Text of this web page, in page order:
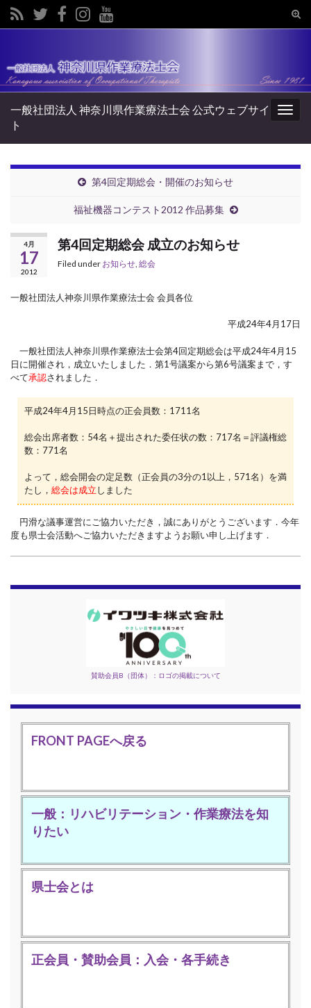
一般社団法人 神奈川県作業療法士会 公式ウェブサイ
ト
第4回定期総会・開催のお知らせ
福祉機器コンテスト2012 作品募集
4月
17
2012
第4回定期総会 成立のお知らせ
Filed under お知らせ, 総会
一般社団法人神奈川県作業療法士会 会員各位
平成24年4月17日
一般社団法人神奈川県作業療法士会第4回定期総会は平成24年4月15
日に開催され，成立いたしました．第1号議案から第6号議案まで，す
べて承認されました．
平成24年4月15日時点の正会員数：1711名
総会出席者数：54名＋提出された委任状の数：717名＝評議権総
数：771名
よって，総会開会の定足数（正会員の3分の1以上，571名）を満
たし， 総会は成立しました
円滑な議事運営にご協力いただき，誠にありがとうございます．今年
度も県士会活動へご協力いただきますようお願い申し上げます．
賛助会員B（団体）：ロゴの掲載について
FRONT PAGEへ戻る
一般：リハビリテーション・作業療法を知
りたい
県士会とは
正会員・賛助会員：入会・各手続き